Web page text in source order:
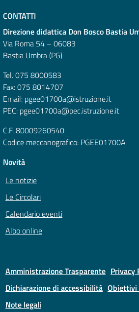
CONTATTI
Direzione didattica Don Bosco Bastia
Via Roma 54 – 06083
Bastia Umbra (PG)
Tel. 075 8000583
Fax: 075 8014707
Email: pgee01700a@istruzione.it
PEC: pgee01700a@pec.istruzione.it
C.F. 80009260540
Codice meccanografico: PGEE01700A
Novità
Le notizie
Le Circolari
Calendario eventi
Albo online
Amministrazione Trasparente Privacy
Dichiarazione di accessibilità Obiettivi
Note legali